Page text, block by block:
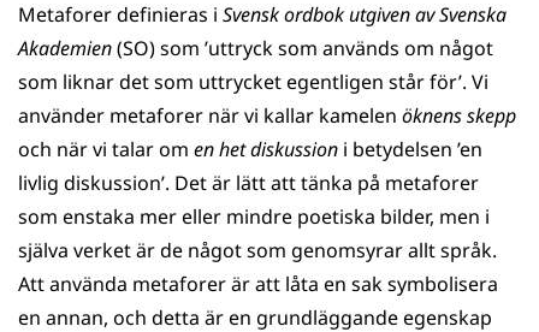
WhatsAppFacebook
TwitterLinkedIn
Metaforer definieras i Svensk ordbok utgiven av Svenska
Akademien(SO) som ’uttryck som används om något
som liknar det som uttrycket egentligen står för’. Vi
använder metaforer när vi kallar kamelen öknens skepp
och när vi talar om en het diskussion i betydelsen ’en
livlig diskussion’. Det är lätt att tänka på metaforer
som enstaka mer eller mindre poetiska bilder, men i
själva verket är de något som genomsyrar allt språk.
Att använda metaforer är att låta en sak symbolisera
en annan, och detta är en grundläggande egenskap